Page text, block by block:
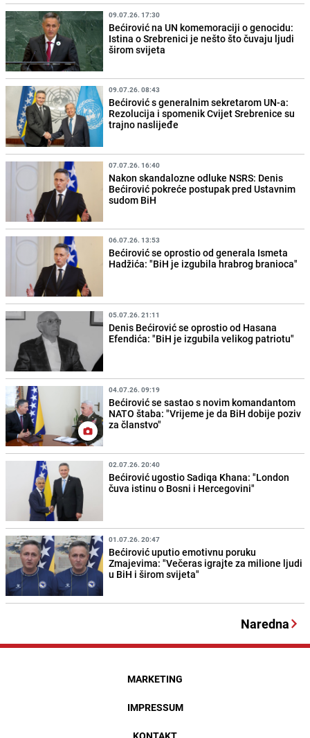
09.07.26. 17:30
Bećirović na UN komemoraciji o genocidu:
Istina o Srebrenici je nešto što čuvaju ljudi
širom svijeta
09.07.26. 08:43
Bećirović s generalnim sekretarom UN-a:
Rezolucija i spomenik Cvijet Srebrenice su
trajno naslijeđe
07.07.26. 16:40
Nakon skandalozne odluke NSRS: Denis
Bećirović pokreće postupak pred Ustavnim
sudom BiH
06.07.26. 13:53
Bećirović se oprostio od generala Ismeta
Hadžića: "BiH je izgubila hrabrog branioca"
05.07.26. 21:11
Denis Bećirović se oprostio od Hasana
Efendića: "BiH je izgubila velikog patriotu"
04.07.26. 09:19
Bećirović se sastao s novim komandantom
NATO štaba: "Vrijeme je da BiH dobije poziv
za članstvo"
02.07.26. 20:40
Bećirović ugostio Sadiqa Khana: "London
čuva istinu o Bosni i Hercegovini"
01.07.26. 20:47
Bećirović uputio emotivnu poruku
Zmajevima: "Večeras igrajte za milione ljudi
u BiH i širom svijeta"
Naredna
MARKETING
IMPRESSUM